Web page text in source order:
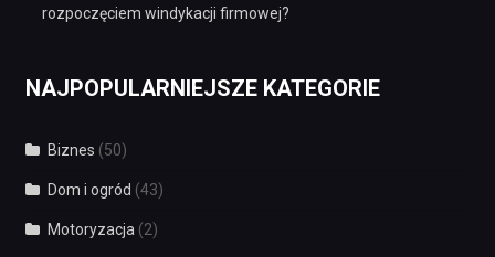
rozpoczęciem windykacji firmowej?
NAJPOPULARNIEJSZE KATEGORIE
Biznes (50)
Dom i ogród (43)
Motoryzacja (2)